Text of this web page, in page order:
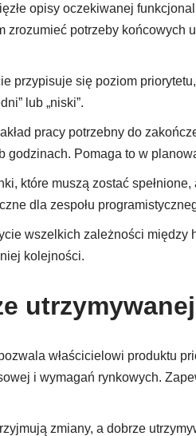
opisy oczekiwanej
zrozumieć potrzeby końcowych
przypisuje się poziom
lub „niski”.
pracy potrzebny do
godzinach. Pomaga to w
które muszą zostać
dla zespołu
wszelkich zależności między
kolejności.
właścicielowi produktu
i wymagań rynkowych.
zmiany, a dobrze